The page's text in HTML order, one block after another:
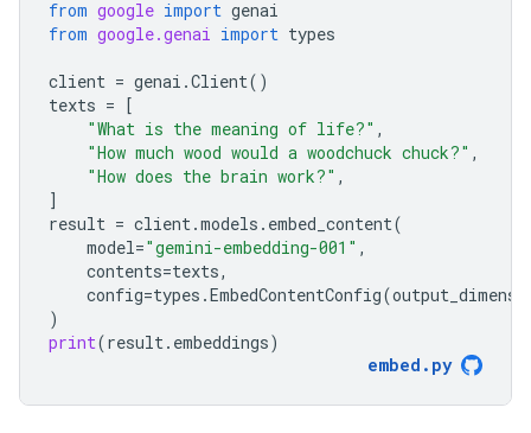
from google import genai
from google.genai import types
client = genai .Client()
texts = [
"What is the meaning of life?" ,
"How much wood would a woodchuck chuck?" ,
"How does the brain work?" ,
]
result = client.models . embed_content(
model="gemini-embedding-001" ,
contents=texts,
config=types .EmbedContentConfig(
)
print(result. embeddings)
embed . py